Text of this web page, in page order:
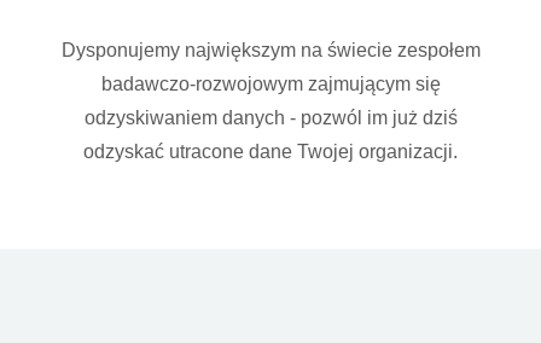
Dysponujemy największym na świecie zespołem
badawczo-rozwojowym zajmującym się
odzyskiwaniem danych - pozwól im już dziś
odzyskać utracone dane Twojej organizacji.